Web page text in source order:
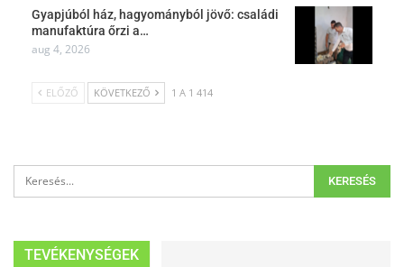
Gyapjúból ház, hagyományból jövő: családi
manufaktúra őrzi a…
aug 4, 2026
ELŐZŐ KÖVETKEZŐ 1 A 1 414
TEVÉKENYSÉGEK